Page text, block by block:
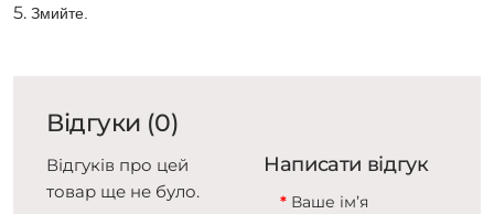
Змийте.
Відгуки (0)
Відгуків про цей
товар ще не було.
Написати відгук
Ваше ім’я